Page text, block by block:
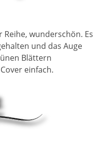
Reihe, wunderschön. Es
und das Auge
Blättern
einfach.